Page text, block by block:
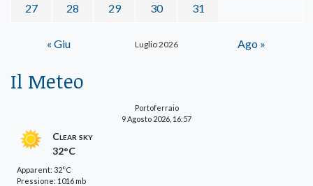
Luglio 2026
27 28 29 30 31
« Giu Ago »
Il Meteo
Portoferraio
9 Agosto 2026, 16:57
Clear sky
32°C
Apparent: 32°C
Pressione: 1016 mb